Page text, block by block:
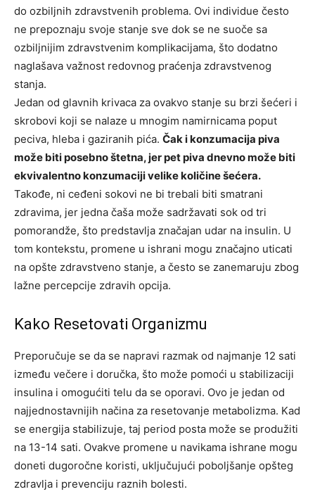
do ozbiljnih zdravstvenih problema. Ovi individue često
ne prepoznaju svoje stanje sve dok se ne suoče sa
ozbiljnijim zdravstvenim komplikacijama, što dodatno
naglašava važnost redovnog praćenja zdravstvenog
stanja.
Jedan od glavnih krivaca za ovakvo stanje su brzi šećeri i
skrobovi koji se nalaze u mnogim namirnicama poput
peciva, hleba i gaziranih pića. Čak i konzumacija piva
može biti posebno štetna, jer pet piva dnevno može biti
ekvivalentno konzumaciji velike količine šećera.
Takođe, ni ceđeni sokovi ne bi trebali biti smatrani
zdravima, jer jedna čaša može sadržavati sok od tri
pomorandže, što predstavlja značajan udar na insulin. U
tom kontekstu, promene u ishrani mogu značajno uticati
na opšte zdravstveno stanje, a često se zanemaruju zbog
lažne percepcije zdravih opcija.
Kako Resetovati Organizmu
Preporučuje se da se napravi razmak od najmanje 12 sati
između večere i doručka, što može pomoći u stabilizaciji
insulina i omogućiti telu da se oporavi. Ovo je jedan od
najjednostavnijih načina za resetovanje metabolizma. Kad
se energija stabilizuje, taj period posta može se produžiti
na 13-14 sati. Ovakve promene u navikama ishrane mogu
doneti dugoročne koristi, uključujući poboljšanje opšteg
zdravlja i prevenciju raznih bolesti.